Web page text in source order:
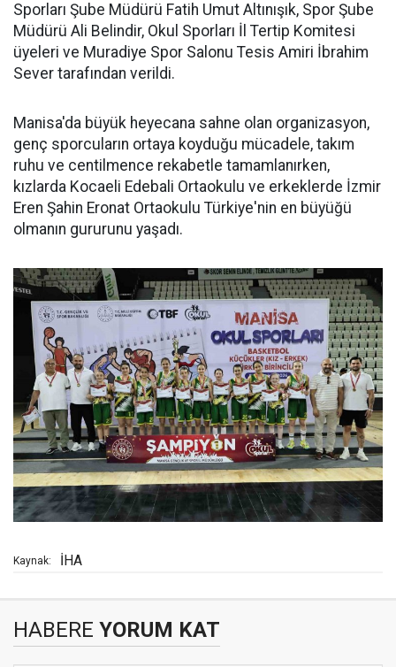
Sporları Şube Müdürü Fatih Umut Altınışık, Spor Şube
Müdürü Ali Belindir, Okul Sporları İl Tertip Komitesi
üyeleri ve Muradiye Spor Salonu Tesis Amiri İbrahim
Sever tarafından verildi.
Manisa'da büyük heyecana sahne olan organizasyon,
genç sporcuların ortaya koyduğu mücadele, takım
ruhu ve centilmence rekabetle tamamlanırken,
kızlarda Kocaeli Edebali Ortaokulu ve erkeklerde İzmir
Eren Şahin Eronat Ortaokulu Türkiye'nin en büyüğü
olmanın gururunu yaşadı.
Kaynak: İHA
HABERE YORUM KAT